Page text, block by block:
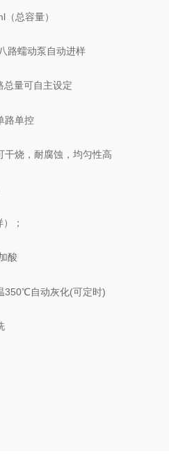
总容量）
路蠕动泵自动进样
总量可自主设定
路单控
干烧，耐腐蚀，均匀性高
；
酸
350℃自动灰化(可定时)